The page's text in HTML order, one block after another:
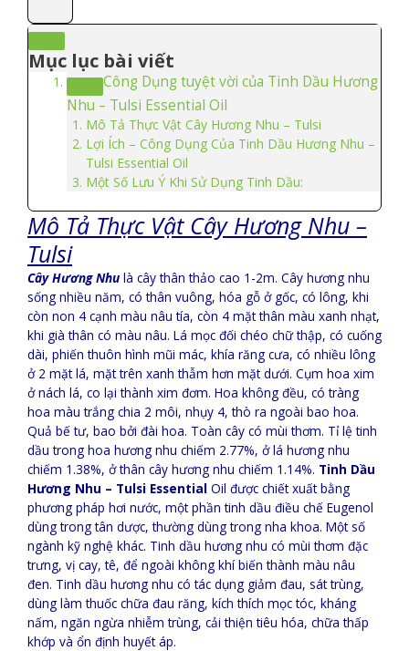
Mục lục bài viết
Công Dụng tuyệt vời của Tinh Dầu Hương
Nhu – Tulsi Essential Oil
Mô Tả Thực Vật Cây Hương Nhu – Tulsi
Lợi Ích – Công Dụng Của Tinh Dầu Hương Nhu –
Tulsi Essential Oil
Một Số Lưu Ý Khi Sử Dụng Tinh Dầu:
Mô Tả Thực Vật Cây Hương Nhu –
Tulsi
Cây Hương Nhu là cây thân thảo cao 1-2m. Cây hương nhu
sống nhiều năm, có thân vuông, hóa gỗ ở gốc, có lông, khi
còn non 4 cạnh màu nâu tía, còn 4 mặt thân màu xanh nhạt,
khi già thân có màu nâu. Lá mọc đối chéo chữ thập, có cuống
dài, phiến thuôn hình mũi mác, khía răng cưa, có nhiều lông
ở 2 mặt lá, mặt trên xanh thẫm hơn mặt dưới. Cụm hoa xim
ở nách lá, co lại thành xim đơm. Hoa không đều, có tràng
hoa màu trắng chia 2 môi, nhụy 4, thò ra ngoài bao hoa.
Quả bế tư, bao bởi đài hoa. Toàn cây có mùi thơm. Tỉ lệ tinh
dầu trong hoa hương nhu chiếm 2.77%, ở lá hương nhu
chiếm 1.38%, ở thân cây hương nhu chiếm 1.14%. Tinh Dầu
Hương Nhu – Tulsi Essential Oil được chiết xuất bằng
phương pháp hơi nước, một phần tinh dầu điều chế Eugenol
dùng trong tân dược, thường dùng trong nha khoa. Một số
ngành kỹ nghệ khác. Tinh dầu hương nhu có mùi thơm đặc
trưng, vị cay, tê, để ngoài không khí biến thành màu nâu
đen. Tinh dầu hương nhu có tác dụng giảm đau, sát trùng,
dùng làm thuốc chữa đau răng, kích thích mọc tóc, kháng
nấm, ngăn ngừa nhiễm trùng, cải thiện tiêu hóa, chữa thấp
khớp và ổn định huyết áp.